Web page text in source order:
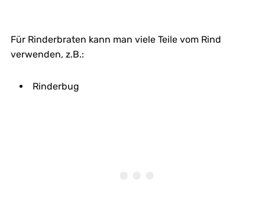
Für Rinderbraten kann man viele Teile vom Rind
verwenden, z.B.:
Rinderbug